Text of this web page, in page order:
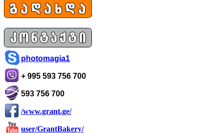
photomagia1
+ 995 593 756 700
593 756 700
/www.grant.ge/
user/GrantBakery/